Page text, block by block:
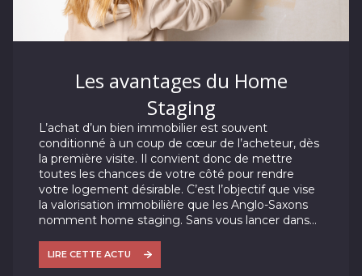
Les avantages du Home
Staging
L’achat d’un bien immobilier est souvent
conditionné à un coup de cœur de l’acheteur, dès
la première visite. Il convient donc de mettre
toutes les chances de votre côté pour rendre
votre logement désirable. C’est l’objectif que vise
la valorisation immobilière que les Anglo-Saxons
nomment home staging. Sans vous lancer dans
d’effectuer quelques petits travaux et
aménagements destinés à rendre séduisante
LIRE CETTE ACTU